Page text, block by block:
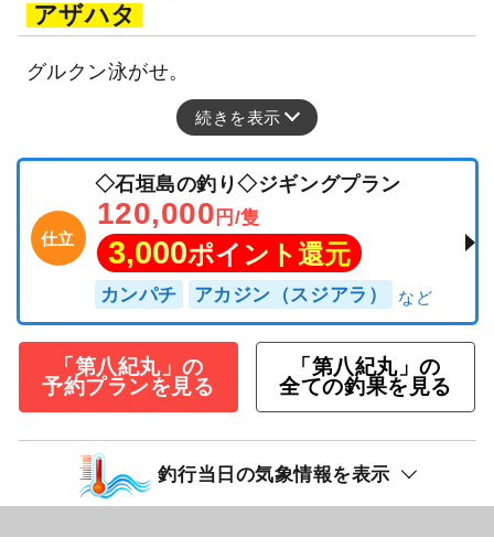
アザハタ
グルクン泳がせ。
続きを表示
仕立
◇石垣島の釣り◇ジギングプラン
120,000 円/隻
3,000ポイント還元
カンパチ アカジン（スジアラ）
「第八紀丸」の
予約プランを見る
「第八紀丸」の
全ての釣果を見る
釣行当日の気象情報を表示